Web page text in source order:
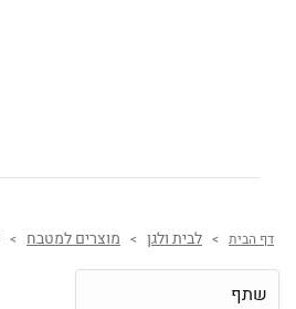
דף הבית > לבית ולגן > מוצרים למטבח >
שתף